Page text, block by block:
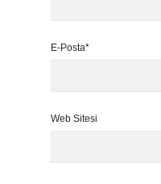
E-Posta*
Web Sitesi